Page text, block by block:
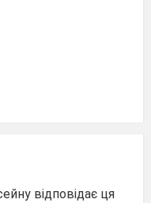
відповідає ця